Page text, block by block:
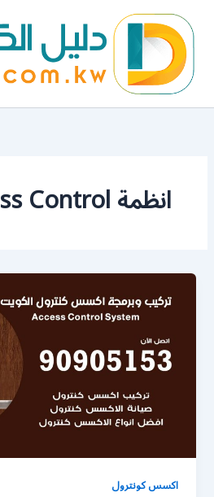
المحتوى
انظمة Access Control
اكسس كونترول